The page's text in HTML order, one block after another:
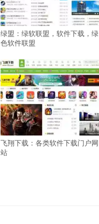
绿盟：绿软联盟，软件下载，绿
色软件联盟
飞翔下载：各类软件下载门户网
站